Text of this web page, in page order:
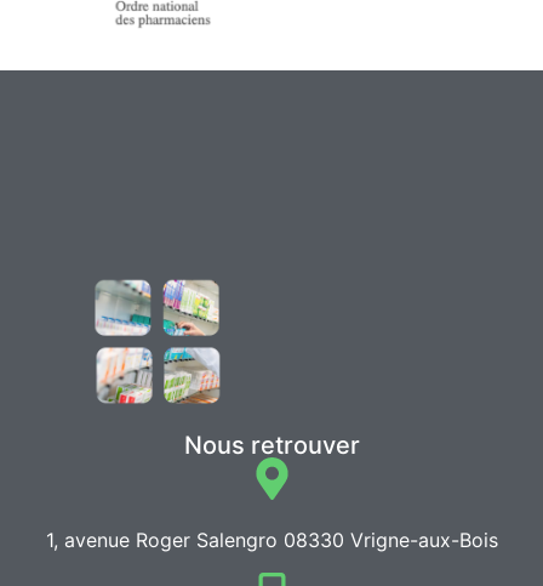
Nous retrouver
1, avenue Roger Salengro 08330 Vrigne-aux-Bois